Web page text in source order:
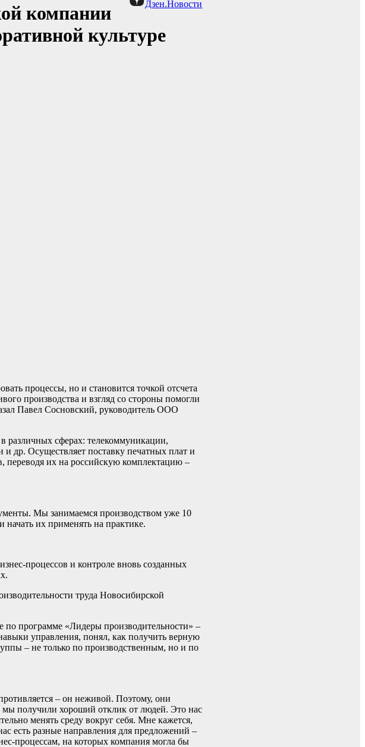
Дзен.Новости
компании
культуре
процессы, но и становится точкой отсчета
производства и взгляд со стороны помогли
Павел Сосновский, руководитель ООО
различных сферах: телекоммуникации,
и др. Осуществляет поставку печатных плат и
переводя их на российскую комплектацию –
Мы занимаемся производством уже 10
начать их применять на практике.
процессов и контроле вновь созданных
труда Новосибирской
по программе «Лидеры производительности» –
управления, понял, как получить верную
– не только по производственным, но и по
– он неживой. Поэтому, они
получили хороший отклик от людей. Это нас
менять среду вокруг себя. Мне кажется,
есть разные направления для предложений –
процессам, на которых компания могла бы